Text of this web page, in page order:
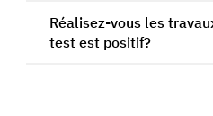
Réalisez-vous les
test est positif?